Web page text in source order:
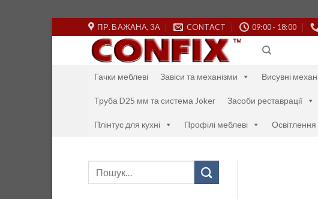
to
ПР. БАЖАНА, 3А CONTACT 09:00 - 18:00
Гачки меблеві Завіси та механізми Висувні
Труба D25 мм та система Joker Засоби реставрації
Плінтус для кухні Профілі меблеві
Шукати: